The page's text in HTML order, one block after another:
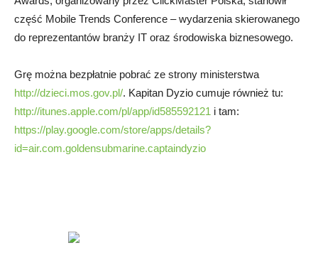
część Mobile Trends Conference – wydarzenia skierowanego
do reprezentantów branży IT oraz środowiska biznesowego.
Grę można bezpłatnie pobrać ze strony ministerstwa
http://dzieci.mos.gov.pl/. Kapitan Dyzio cumuje również tu:
http://itunes.apple.com/pl/app/id585592121 i tam:
https://play.google.com/store/apps/details?
id=air.com.goldensubmarine.captaindyzio